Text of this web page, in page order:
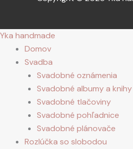
Yka handmade
Domov
Svadba
Svadobné oznámenia
Svadobné albumy a
Svadobné tlačoviny
Svadobné pohľadnice
Svadobné plánovače
Rozlúčka so slobodou